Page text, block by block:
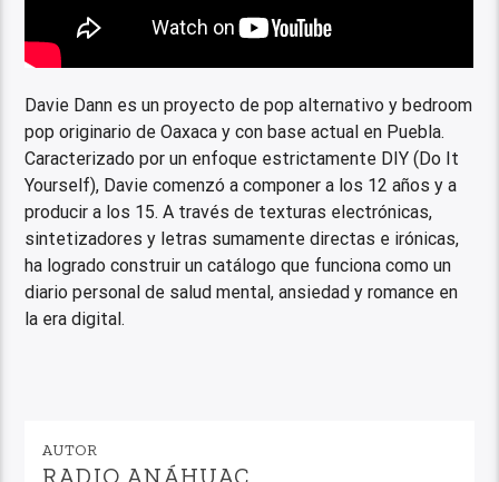
Davie Dann es un proyecto de pop alternativo y bedroom
pop originario de Oaxaca y con base actual en Puebla.
Caracterizado por un enfoque estrictamente DIY (Do It
Yourself), Davie comenzó a componer a los 12 años y a
producir a los 15. A través de texturas electrónicas,
sintetizadores y letras sumamente directas e irónicas,
ha logrado construir un catálogo que funciona como un
diario personal de salud mental, ansiedad y romance en
la era digital.
AUTOR
RADIO ANÁHUAC